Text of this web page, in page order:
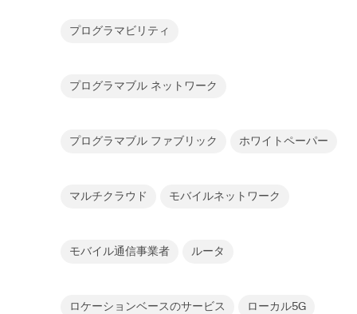
プログラマビリティ
プログラマブル ネットワーク
プログラマブル ファブリック ホワイトペーパー
マルチクラウド モバイルネットワーク
モバイル通信事業者 ルータ
ロケーションベースのサービス ローカル5G